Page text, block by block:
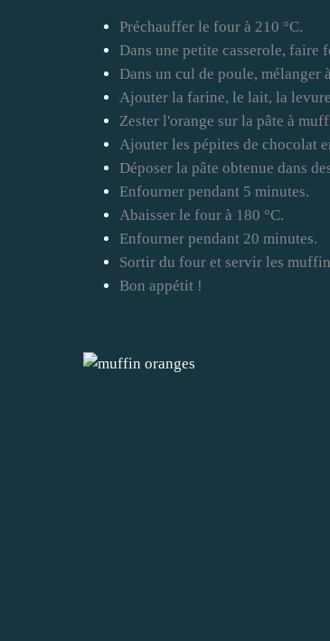
Préchauffer le four à 210 °C.
Dans une petite casserole, faire
Dans un cul de poule, mélanger
Ajouter la farine, le lait, la
Zester l'orange sur la pâte à
Ajouter les pépites de chocolat
Déposer la pâte obtenue dans
Enfourner pendant 5 minutes.
Abaisser le four à 180 °C.
Enfourner pendant 20 minutes.
Sortir du four et servir les
Bon appétit !